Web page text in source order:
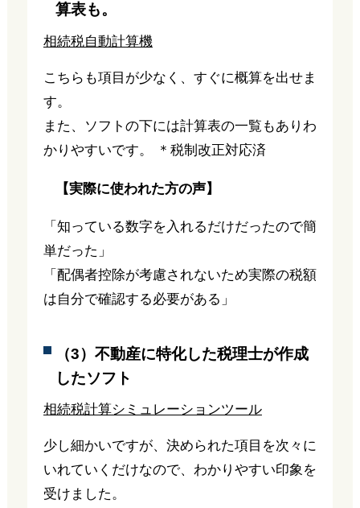
算表も。
相続税自動計算機
こちらも項目が少なく、すぐに概算を出せま
す。
また、ソフトの下には計算表の一覧もありわ
かりやすいです。 ＊税制改正対応済
【実際に使われた方の声】
「知っている数字を入れるだけだったので簡
単だった」
「配偶者控除が考慮されないため実際の税額
は自分で確認する必要がある」
（3）不動産に特化した税理士が作成
したソフト
相続税計算シミュレーションツール
少し細かいですが、決められた項目を次々に
いれていくだけなので、わかりやすい印象を
受けました。